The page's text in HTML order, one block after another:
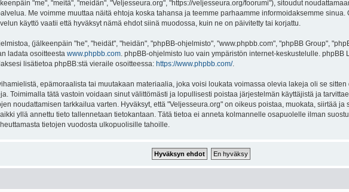
"me", "meitä", "meidän", "Veljesseura.org", "https://veljesseura.org/foorumi"), sitoudut
Me voimme muuttaa näitä ehtoja koska tahansa ja teemme parhaamme informoidaksemme
käyttö vaatii että hyväksyt nämä ehdot siinä muodossa, kuin ne on päivitetty tai korjattu.
(jälkeenpäin "he", "heidät", "heidän", "phpBB-ohjelmisto", "www.phpbb.com", "phpBB Group",
ladata osoitteesta www.phpbb.com. phpBB-ohjelmisto luo vain ympäristön internet-keskustelulle.
lisätietoa phpBB:stä vieraile osoitteessa: https://www.phpbb.com/.
epämoraalista tai muutakaan materiaalia, joka voisi loukata voimassa olevia lakeja oli se
Toimimalla tätä vastoin voidaan sinut välittömästi ja lopullisesti poistaa järjestelmän käyttäjistä ja
noudattamisen tarkkailua varten. Hyväksyt, että "Veljesseura.org" on oikeus poistaa, muokata, siirtää
yllä annettu tieto tallennetaan tietokantaan. Tätä tietoa ei anneta kolmannelle osapuolelle ilman
tietojen vuodosta ulkopuolisille tahoille.